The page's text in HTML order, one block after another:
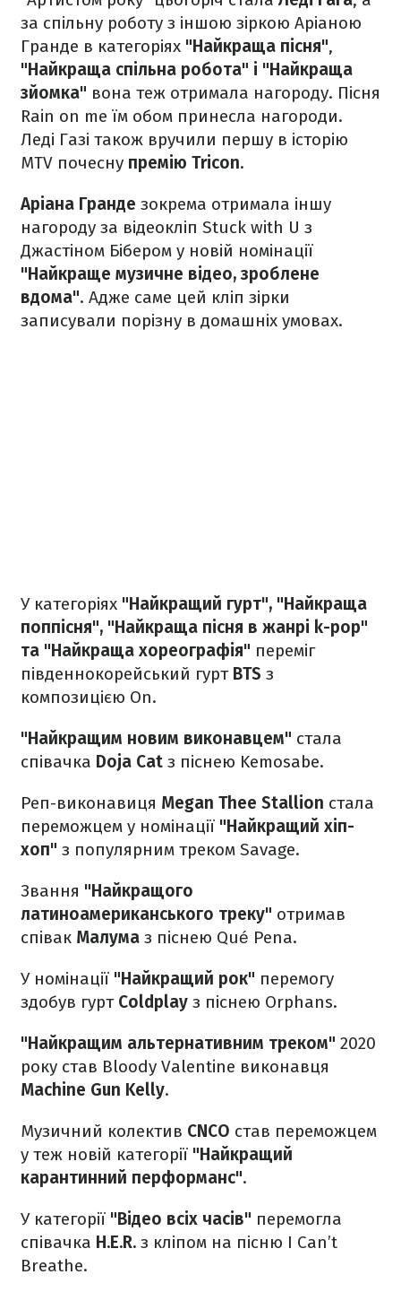
за спільну роботу з іншою зіркою Аріаною
Гранде в категоріях "Найкраща пісня",
"Найкраща спільна робота" і "Найкраща
зйомка" вона теж отримала нагороду. Пісня
Rain on me їм обом принесла нагороди.
Леді Газі також вручили першу в історію
MTV почесну премію Tricon.
Аріана Гранде зокрема отримала іншу
нагороду за відеокліп Stuck with U з
Джастіном Бібером у новій номінації
"Найкраще музичне відео, зроблене
вдома". Адже саме цей кліп зірки
записували порізну в домашніх умовах.
У категоріях "Найкращий гурт", "Найкраща
поппісня", "Найкраща пісня в жанрі k-pop"
та "Найкраща хореографія" переміг
південнокорейський гурт BTS з
композицією On.
"Найкращим новим виконавцем" стала
співачка Doja Cat з піснею Kemosabe.
Реп-виконавиця Megan Thee Stallion стала
переможцем у номінації "Найкращий хіп-
хоп" з популярним треком Savage.
Звання "Найкращого
латиноамериканського треку" отримав
співак Малума з піснею Qué Pena.
У номінації "Найкращий рок" перемогу
здобув гурт Coldplay з піснею Orphans.
"Найкращим альтернативним треком" 2020
року став Bloody Valentine виконавця
Machine Gun Kelly.
Музичний колектив CNCO став переможцем
у теж новій категорії "Найкращий
карантинний перформанс".
У категорії "Відео всіх часів" перемогла
співачка H.E.R. з кліпом на пісню I Can’t
Breathe.